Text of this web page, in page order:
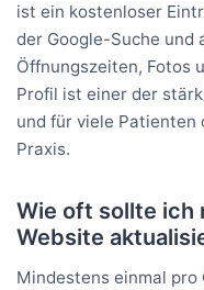
ist ein kostenloser
der Google-Suche und
Öffnungszeiten, Fotos
Profil ist einer der
und für viele
Praxis.
Wie oft sollte ich
Website
Mindestens einmal